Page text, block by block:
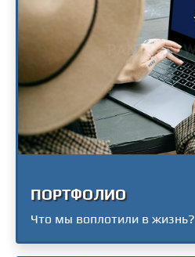
ПОРТФОЛИО
Что мы воплотили в жизнь?